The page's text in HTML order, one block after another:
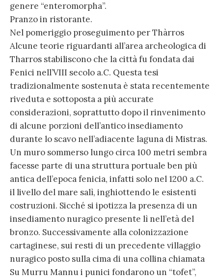
genere “enteromorpha”.
Pranzo in ristorante.
Nel pomeriggio proseguimento per Thàrros
Alcune teorie riguardanti all’area archeologica di
Tharros stabiliscono che la città fu fondata dai
Fenici nell’VIII secolo a.C. Questa tesi
tradizionalmente sostenuta è stata recentemente
riveduta e sottoposta a più accurate
considerazioni, soprattutto dopo il rinvenimento
di alcune porzioni dell’antico insediamento
durante lo scavo nell’adiacente laguna di Mistras.
Un muro sommerso lungo circa 100 metri sembra
facesse parte di una struttura portuale ben più
antica dell’epoca fenicia, infatti solo nel 1200 a.C.
il livello del mare salì, inghiottendo le esistenti
costruzioni. Sicché si ipotizza la presenza di un
insediamento nuragico presente lì nell’età del
bronzo. Successivamente alla colonizzazione
cartaginese, sui resti di un precedente villaggio
nuragico posto sulla cima di una collina chiamata
Su Murru Mannu i punici fondarono un “tofet”,